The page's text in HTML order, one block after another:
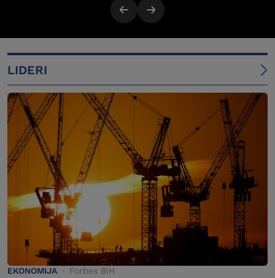
LIDERI
EKONOMIJA Forbes BiH